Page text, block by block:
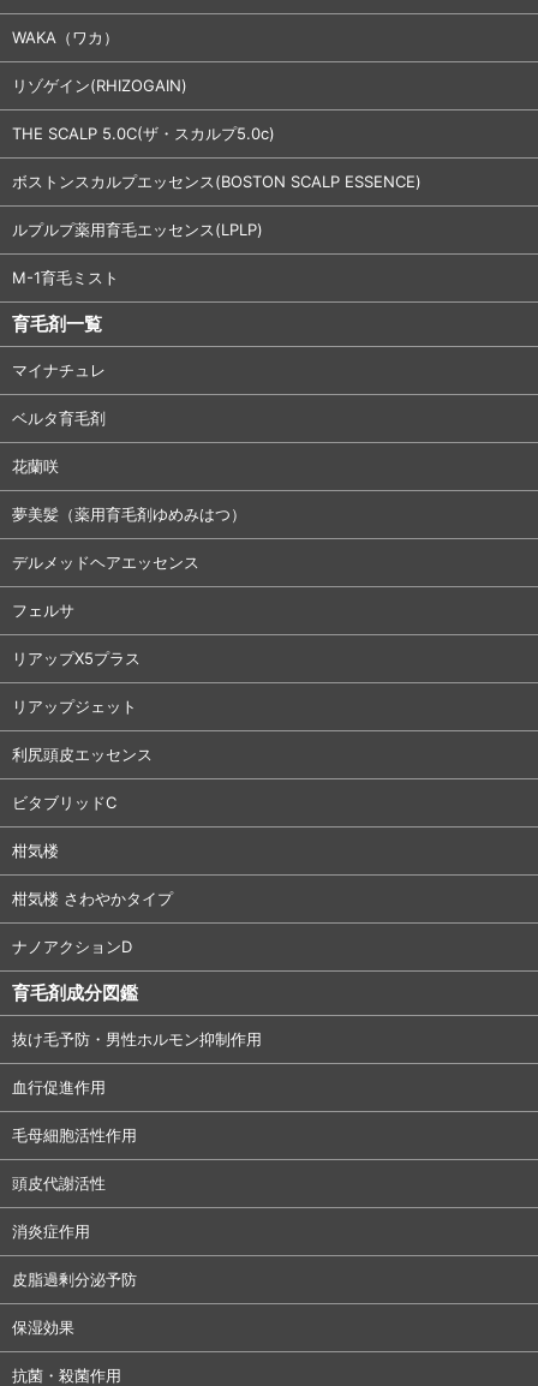
WAKA（ワカ）
リゾゲイン(RHIZOGAIN)
THE SCALP 5.0C(ザ・スカルプ5.0c)
ボストンスカルプエッセンス(BOSTON SCALP ESSENCE)
ルプルプ薬用育毛エッセンス(LPLP)
M-1育毛ミスト
育毛剤一覧
マイナチュレ
ベルタ育毛剤
花蘭咲
夢美髪（薬用育毛剤ゆめみはつ）
デルメッドヘアエッセンス
フェルサ
リアップX5プラス
リアップジェット
利尻頭皮エッセンス
ビタブリッドC
柑気楼
柑気楼 さわやかタイプ
ナノアクションD
育毛剤成分図鑑
抜け毛予防・男性ホルモン抑制作用
血行促進作用
毛母細胞活性作用
頭皮代謝活性
消炎症作用
皮脂過剰分泌予防
保湿効果
抗菌・殺菌作用